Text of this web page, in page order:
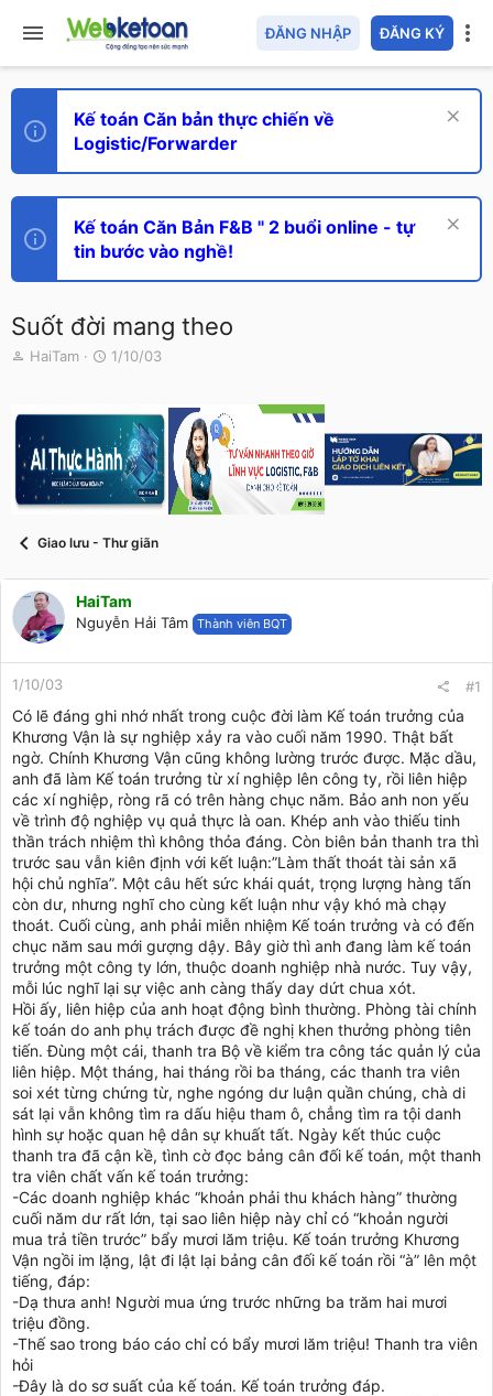
ĐĂNG NHẬP ĐĂNG KÝ
Kế toán Căn bản thực chiến về
Logistic/Forwarder
Kế toán Căn Bản F&B " 2 buổi online - tự
tin bước vào nghề!
Suốt đời mang theo
T
e
a
d
s
a
r
HaiTam
N
y
ử
i
1/10/03
Giao lưu - Thư giãn
HaiTam
Nguyễn Hải Tâm Thành viên BQT
1/10/03 #1
Có lẽ đáng ghi nhớ nhất trong cuộc đời làm Kế toán trưởng của
Khương Vận là sự nghiệp xảy ra vào cuối năm 1990. Thật bất
ngờ. Chính Khương Vận cũng không lường trước được. Mặc dầu,
anh đã làm Kế toán trưởng từ xí nghiệp lên công ty, rồi liên hiệp
các xí nghiệp, ròng rã có trên hàng chục năm. Bảo anh non yếu
về trình độ nghiệp vụ quả thực là oan. Khép anh vào thiếu tinh
thần trách nhiệm thì không thỏa đáng. Còn biên bản thanh tra thì
trước sau vẫn kiên định với kết luận:”Làm thất thoát tài sản xã
hội chủ nghĩa”. Một câu hết sức khái quát, trọng lượng hàng tấn
còn dư, nhưng nghĩ cho cùng kết luận như vậy khó mà chạy
thoát. Cuối cùng, anh phải miễn nhiệm Kế toán trưởng và có đến
chục năm sau mới gượng dậy. Bây giờ thì anh đang làm kế toán
trưởng một công ty lớn, thuộc doanh nghiệp nhà nước. Tuy vậy,
mỗi lúc nghĩ lại sự việc anh càng thấy day dứt chua xót.
Hồi ấy, liên hiệp của anh hoạt động bình thường. Phòng tài chính
kế toán do anh phụ trách được đề nghị khen thưởng phòng tiên
tiến. Đùng một cái, thanh tra Bộ về kiểm tra công tác quản lý của
liên hiệp. Một tháng, hai tháng rồi ba tháng, các thanh tra viên
soi xét từng chứng từ, nghe ngóng dư luận quần chúng, chà di
sát lại vẫn không tìm ra dấu hiệu tham ô, chẳng tìm ra tội danh
hình sự hoặc quan hệ dân sự khuất tất. Ngày kết thúc cuộc
thanh tra đã cận kề, tình cờ đọc bảng cân đối kế toán, một thanh
tra viên chất vấn kế toán trưởng:
-Các doanh nghiệp khác “khoản phải thu khách hàng” thường
cuối năm dư rất lớn, tại sao liên hiệp này chỉ có “khoản người
mua trả tiền trước” bẩy mươi lăm triệu. Kế toán trưởng Khương
Vận ngồi im lặng, lật đi lật lại bảng cân đối kế toán rồi “à” lên một
tiếng, đáp:
-Dạ thưa anh! Người mua ứng trước những ba trăm hai mươi
triệu đồng.
-Thế sao trong báo cáo chỉ có bẩy mươi lăm triệu! Thanh tra viên
hỏi
-Đây là do sơ suất của kế toán. Kế toán trưởng đáp.